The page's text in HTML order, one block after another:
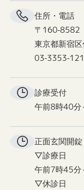
住所・電話
〒160-8582
東京都新宿
03-3353-
診療受付
午前8時40
正面玄関開錠
▽診療日
午前7時45
▽休診日